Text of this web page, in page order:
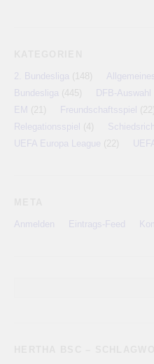
2. Bundesliga (148) Allgemeines
Bundesliga (445) DFB-Auswahl
EM (21) Freundschaftsspiel (22)
Relegationsspiel (4)
UEFA Europa League (22)
Anmelden Eintrags-Feed